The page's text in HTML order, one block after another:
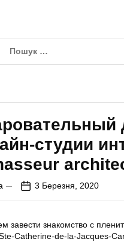
студии
3 Березня, 2020
завести знакомство с
Catherine-de-la-Jacques-